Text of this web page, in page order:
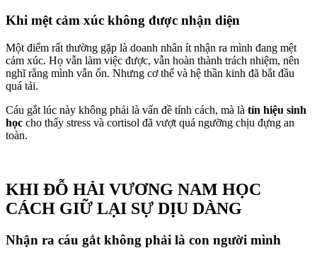
Khi mệt cảm xúc không được nhận diện
Một điểm rất thường gặp là doanh nhân ít nhận ra mình đang mệt
cảm xúc. Họ vẫn làm việc được, vẫn hoàn thành trách nhiệm, nên
nghĩ rằng mình vẫn ổn. Nhưng cơ thể và hệ thần kinh đã bắt đầu
quá tải.
Cáu gắt lúc này không phải là vấn đề tính cách, mà là tín hiệu sinh
học cho thấy stress và cortisol đã vượt quá ngưỡng chịu đựng an
toàn.
KHI ĐỖ HẢI VƯƠNG NAM HỌC
CÁCH GIỮ LẠI SỰ DỊU DÀNG
Nhận ra cáu gắt không phải là con người mình